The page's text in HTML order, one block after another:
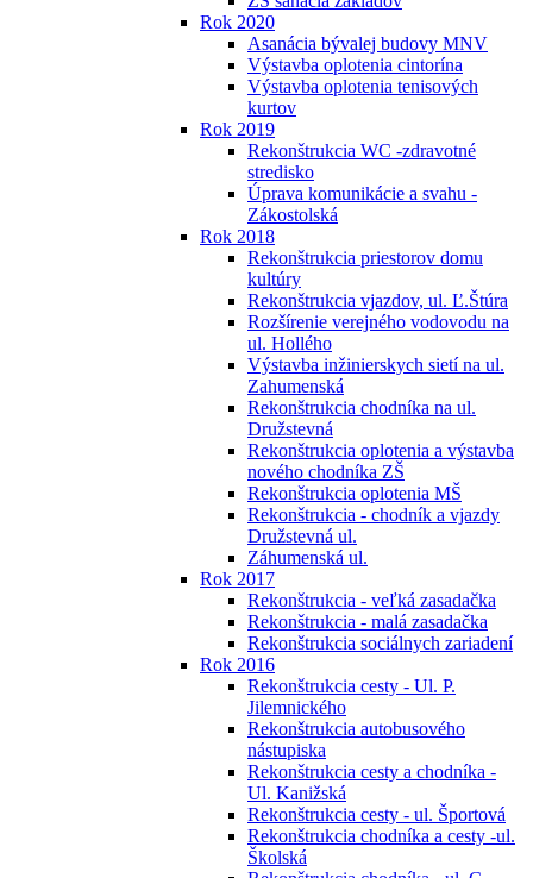
Rok 2020
Asanácia bývalej budovy MNV
Výstavba oplotenia cintorína
Výstavba oplotenia tenisových
kurtov
Rok 2019
Rekonštrukcia WC -zdravotné
stredisko
Úprava komunikácie a svahu -
Zákostolská
Rok 2018
Rekonštrukcia priestorov domu
kultúry
Rekonštrukcia vjazdov, ul. Ľ.Štúra
Rozšírenie verejného vodovodu na
ul. Hollého
Výstavba inžinierskych sietí na ul.
Zahumenská
Rekonštrukcia chodníka na ul.
Družstevná
Rekonštrukcia oplotenia a výstavba
nového chodníka ZŠ
Rekonštrukcia oplotenia MŠ
Rekonštrukcia - chodník a vjazdy
Družstevná ul.
Záhumenská ul.
Rok 2017
Rekonštrukcia - veľká zasadačka
Rekonštrukcia - malá zasadačka
Rekonštrukcia sociálnych zariadení
Rok 2016
Rekonštrukcia cesty - Ul. P.
Jilemnického
Rekonštrukcia autobusového
nástupiska
Rekonštrukcia cesty a chodníka -
Ul. Kanižská
Rekonštrukcia cesty - ul. Športová
Rekonštrukcia chodníka a cesty -ul.
Školská